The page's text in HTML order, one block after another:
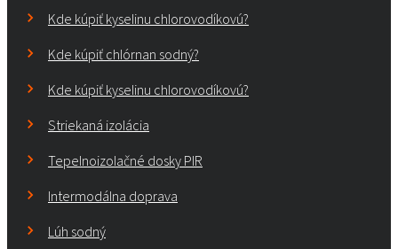
Kde kúpiť kyselinu chlorovodíkovú?
Kde kúpiť chlórnan sodný?
Kde kúpiť kyselinu chlorovodíkovú?
Striekaná izolácia
Tepelnoizolačné dosky PIR
Intermodálna doprava
Lúh sodný